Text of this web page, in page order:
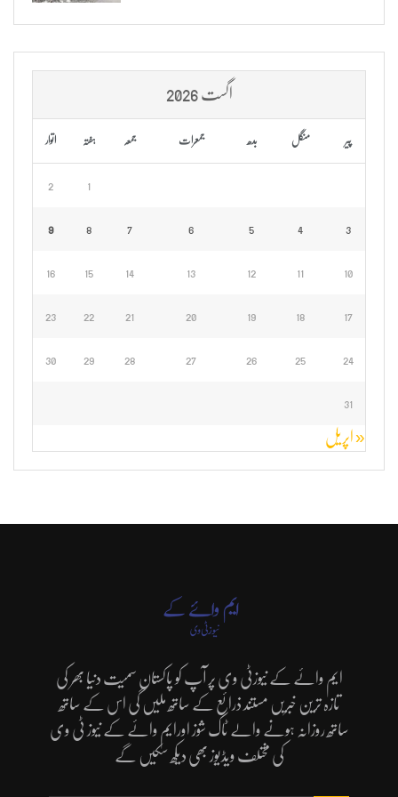
اگست 2026
پیر منگل بدھ جمعرات جمعہ ہفتہ اتوار
1
2
3
4
5
6
7
8
9
10
11
12
13
14
15
16
17
18
19
20
21
22
23
24
25
26
27
28
29
30
31
« اپریل
ایم وائے کے نیوزٹی وی پر آپ کو پاکستان سمیت دنیا بھر کی
تازہ ترین خبریں مستند ذرائع کے ساتھ ملیں گی اس کے ساتھ
ساتھ روزانہ ہونے والے ٹاک شوز اورایم وائے کے نیوز ٹی وی
کی مختلف ویڈیوز بھی دیکھ سکیں گے